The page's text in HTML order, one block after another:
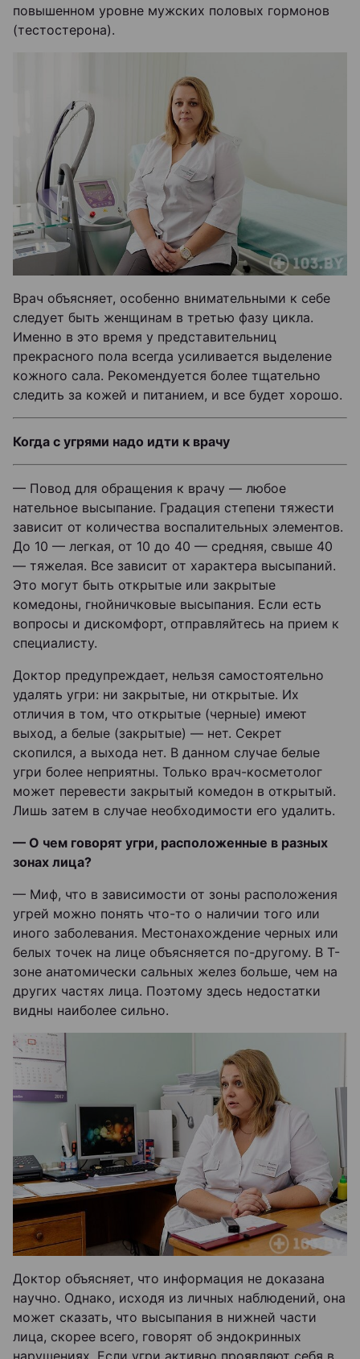
повышенном уровне мужских половых гормонов
(тестостерона).
Врач объясняет, особенно внимательными к себе
следует быть женщинам в третью фазу цикла.
Именно в это время у представительниц
прекрасного пола всегда усиливается выделение
кожного сала. Рекомендуется более тщательно
следить за кожей и питанием, и все будет хорошо.
Когда с угрями надо идти к врачу
— Повод для обращения к врачу — любое
нательное высыпание. Градация степени тяжести
зависит от количества воспалительных элементов.
До 10 — легкая, от 10 до 40 — средняя, свыше 40
— тяжелая. Все зависит от характера высыпаний.
Это могут быть открытые или закрытые
комедоны, гнойничковые высыпания. Если есть
вопросы и дискомфорт, отправляйтесь на прием к
специалисту.
Доктор предупреждает, нельзя самостоятельно
удалять угри: ни закрытые, ни открытые. Их
отличия в том, что открытые (черные) имеют
выход, а белые (закрытые) — нет. Секрет
скопился, а выхода нет. В данном случае белые
угри более неприятны. Только врач-косметолог
может перевести закрытый комедон в открытый.
Лишь затем в случае необходимости его удалить.
— О чем говорят угри, расположенные в разных
зонах лица?
— Миф, что в зависимости от зоны расположения
угрей можно понять что-то о наличии того или
иного заболевания. Местонахождение черных или
белых точек на лице объясняется по-другому. В Т-
зоне анатомически сальных желез больше, чем на
других частях лица. Поэтому здесь недостатки
видны наиболее сильно.
Доктор объясняет, что информация не доказана
научно. Однако, исходя из личных наблюдений, она
может сказать, что высыпания в нижней части
лица, скорее всего, говорят об эндокринных
нарушениях. Если угри активно проявляют себя в